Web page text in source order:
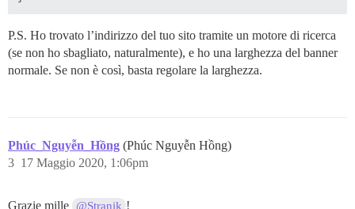
P.S. Ho trovato l’indirizzo del tuo sito tramite un motore di ricerca
(se non ho sbagliato, naturalmente), e ho una larghezza del banner
normale. Se non è così, basta regolare la larghezza.
Phúc_Nguyễn_Hồng (Phúc Nguyễn Hồng)
17 Maggio 2020, 1:06pm
3
Grazie mille @Stranik !